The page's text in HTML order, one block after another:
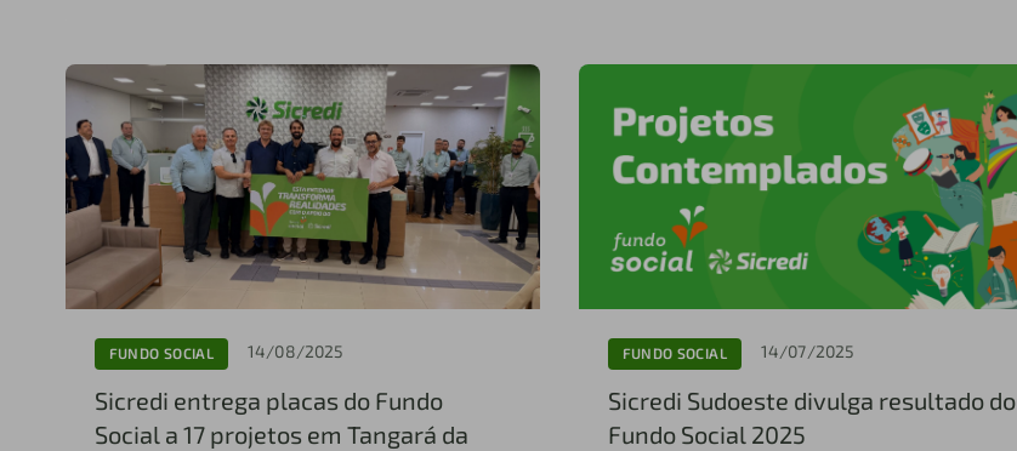
FUNDO SOCIAL 14/08/2025
Sicredi entrega placas do Fundo
Social a 17 projetos em Tangará da
FUNDO SOCIAL 14/07/2025
Sicredi Sudoeste divulga resultado do
Fundo Social 2025